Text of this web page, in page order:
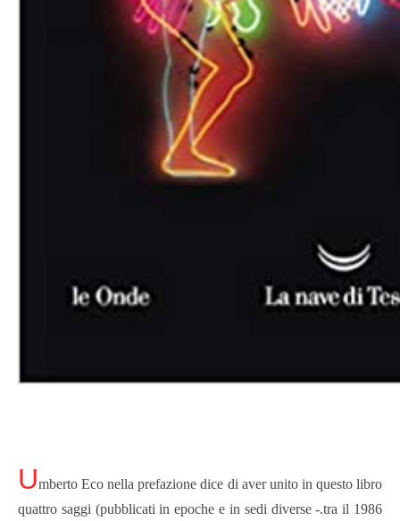
Umberto Eco nella prefazione dice di aver unito in questo libro
quattro saggi (pubblicati in epoche e in sedi diverse -.tra il 1986